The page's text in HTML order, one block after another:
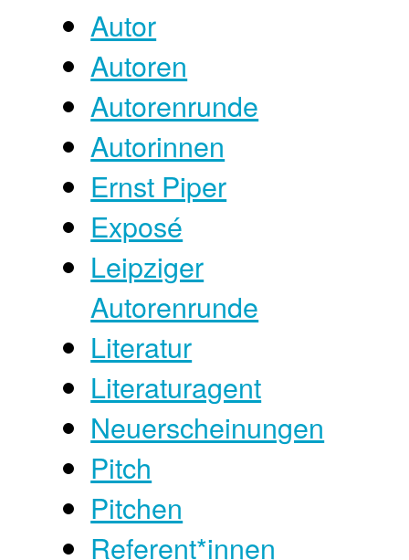
Autor
Autoren
Autorenrunde
Autorinnen
Ernst Piper
Exposé
Leipziger
Autorenrunde
Literatur
Literaturagent
Neuerscheinungen
Pitch
Pitchen
Referent*innen